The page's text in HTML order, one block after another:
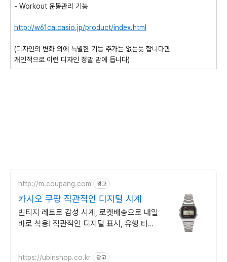
- Workout 운동관리 기능
http://w61ca.casio.jp/product/index.html
(디자인의 변화 외에 특별한 기능 추가는 없는듯 합니다만
개인적으로 이런 디자인 정말 맘에 듭니다)
http://m.coupang.com 광고
카시오 쿠팡 직관적인 디지털 시계
빈티지 레트로 감성 시계, 로켓배송으로 내일
바로 착용! 직관적인 디지털 표시, 유행 타지
https://ubinshop.co.kr 광고